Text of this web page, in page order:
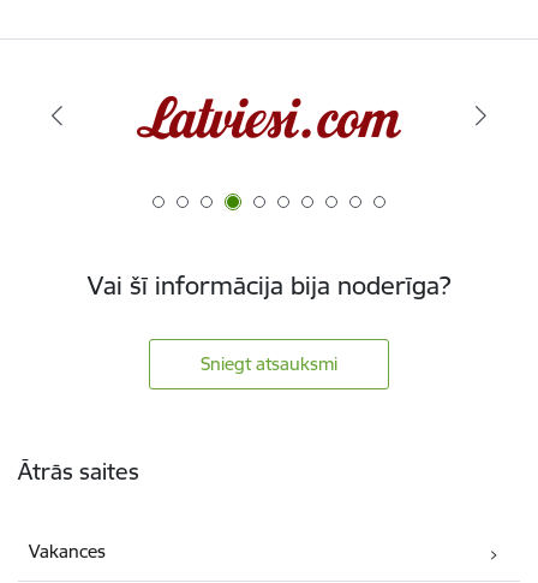
Vai šī informācija bija noderīga?
Sniegt atsauksmi
Ātrās saites
Vakances